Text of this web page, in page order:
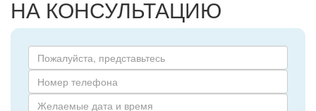
НА КОНСУЛЬТАЦИЮ